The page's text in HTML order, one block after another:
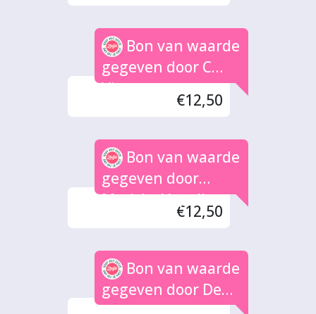
Bon van waarde
gegeven door C
Visser
€12,50
Bon van waarde
gegeven door
Mariska Vegelin
€12,50
Bon van waarde
gegeven door Den